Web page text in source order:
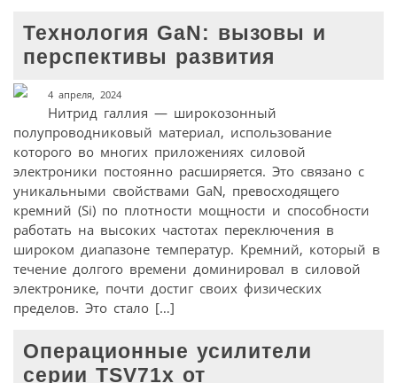
Технология GaN: вызовы и
перспективы развития
4 апреля, 2024
Нитрид галлия — широкозонный
полупроводниковый материал, использование
которого во многих приложениях силовой
электроники постоянно расширяется. Это связано с
уникальными свойствами GaN, превосходящего
кремний (Si) по плотности мощности и способности
работать на высоких частотах переключения в
широком диапазоне температур. Кремний, который в
течение долгого времени доминировал в силовой
электронике, почти достиг своих физических
пределов. Это стало […]
Операционные усилители
серии TSV71x от